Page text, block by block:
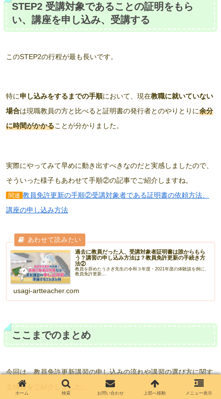
STEP2 受講対象であることの証明をもら
い、講座を申し込み、受講する
このSTEP2の行程が最も長いです。
特に申し込みをするまでの手順において、現在教職に就いていない
場合は現職教員の方と比べると証明書の発行者とのやりとりに余分
に時間がかかることが分かりました。
実際にやってみて早めに動き出すべきなのだと実感しましたので、
そういった様子もあわせて手順②の記事でご紹介しますね。
関連 教員免許更新の手順②受講対象者である証明書の依頼方法、
講座の申し込み方法
過去に教員だった人、受講対象者証明書は誰からもら
う？講習の申し込み方法は？教員免許更新の手続き方
法②
教員を辞めたうさぎ先生の令和３年度・2021年度の体験談を例に、
教員免許更新...
usagi-artteacher.com
ここまでのまとめ
今回は、教員免許更新講習の申し込みの流れや講習の選び方に関す
る情報をご紹介しました。
ホーム 検索 お問い合わせ 上部へ移動 メニュー表示